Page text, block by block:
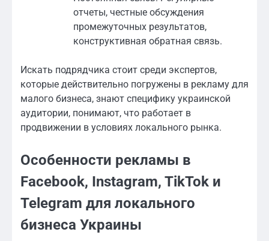
отчеты, честные обсуждения
промежуточных результатов,
конструктивная обратная связь.
Искать подрядчика стоит среди экспертов,
которые действительно погружены в рекламу для
малого бизнеса, знают специфику украинской
аудитории, понимают, что работает в
продвижении в условиях локального рынка.
Особенности рекламы в
Facebook, Instagram, TikTok и
Telegram для локального
бизнеса Украины